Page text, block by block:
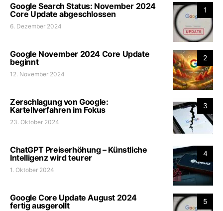
1
Google Search Status: November 2024
Core Update abgeschlossen
6. Dezember 2024
2
Google November 2024 Core Update
beginnt
12. November 2024
3
Zerschlagung von Google:
Kartellverfahren im Fokus
23. Oktober 2024
4
ChatGPT Preiserhöhung – Künstliche
Intelligenz wird teurer
1. Oktober 2024
5
Google Core Update August 2024
fertig ausgerollt